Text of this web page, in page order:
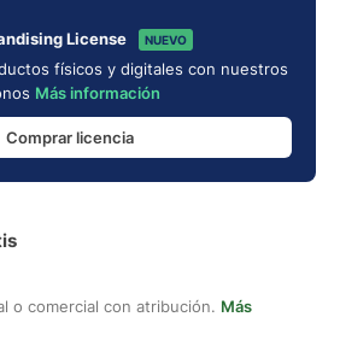
License NUEVO
físicos y digitales con nuestros
Más información
Comprar licencia
o comercial con atribución. Más